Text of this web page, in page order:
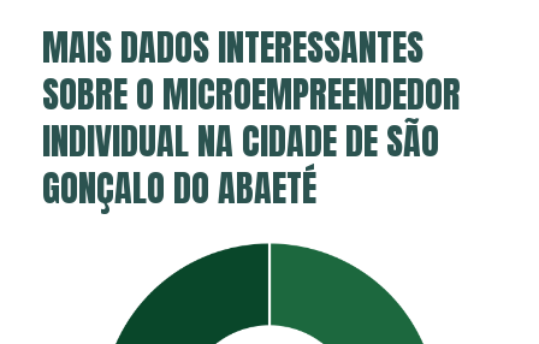
MAIS DADOS INTERESSANTES
SOBRE O MICROEMPREENDEDOR
INDIVIDUAL NA CIDADE DE SÃO
GONÇALO DO ABAETÉ